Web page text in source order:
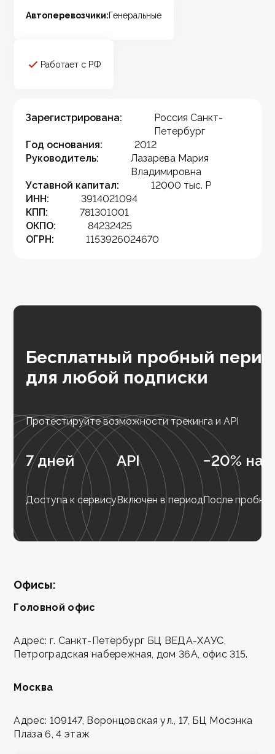
Автоперевозчики:Генеральные
Работает с РФ
Зарегистрирована:
Россия Санкт-
Петербург
Год основания:
2012
Руководитель:
Лазарева Мария
Владимировна
Уставной капитал:
12000 тыс. Р
ИНН:
3914021094
КПП:
781301001
ОКПО:
84232425
ОГРН:
1153926024670
Бесплатный пробный
для любой подписки
Протестируйте возможности трекинга и API
7 дней
Доступа к сервису
API
Включен в период
−20% на
После
Офисы:
Головной офис
Адрес: г. Санкт-Петербург БЦ ВЕДА-ХАУС,
Петроградская набережная, дом 36А, офис 315.
Москва
Адрес: 109147, Воронцовская ул., 17, БЦ Мосэнка
Плаза 6, 4 этаж